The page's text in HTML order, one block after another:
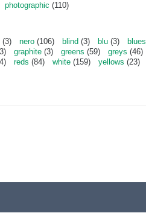
photographic (110)
(3) nero (106) blind (3) blu (3) blues
graphite (3) greens (59) greys (46)
reds (84) white (159) yellows (23)